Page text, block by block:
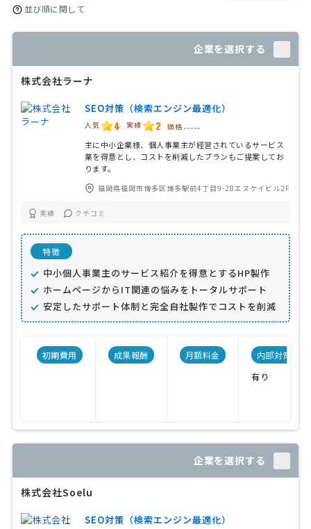
並び順に関して
企業を選択する
株式会社ラーナ
SEO対策（検索エンジン最適化）
人気 4 実績 2 価格 -----
主に中小企業様、個人事業主が経営されているサービス
業を得意とし、コストを削減したプランもご提案してお
ります。
福岡県福岡市博多区博多駅前4丁目9-28エヌケイビル2F
実績 クチコミ
特徴
中小個人事業主のサービス紹介を得意とするHP製作
ホームページからIT関連の悩みをトータルサポート
安定したサポート体制と完全自社製作でコストを削減
初期費用 成果報酬 月額料金
内部対策
有り
企業を選択する
株式会社Soelu
SEO対策（検索エンジン最適化）